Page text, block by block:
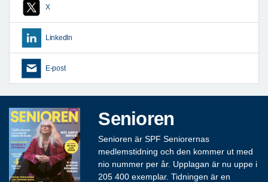
X
LinkedIn
E-post
Senioren
Senioren är SPF Seniorernas
medlemstidning och den kommer ut med
nio nummer per år. Upplagan är nu uppe i
205 400 exemplar. Tidningen är en